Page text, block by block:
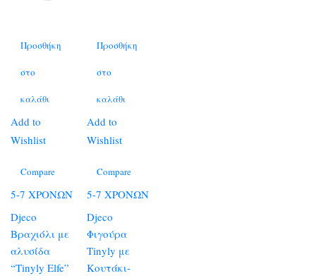
Προσθήκη
στο
καλάθι
Add to
Wishlist
Compare
5-7 ΧΡΟΝΩΝ
Djeco
Βραχιόλι με
αλυσίδα
“Tinyly Elfe”
Προσθήκη
στο
καλάθι
Add to
Wishlist
Compare
5-7 ΧΡΟΝΩΝ
Djeco
Φιγούρα
Tinyly με
Κουτάκι-